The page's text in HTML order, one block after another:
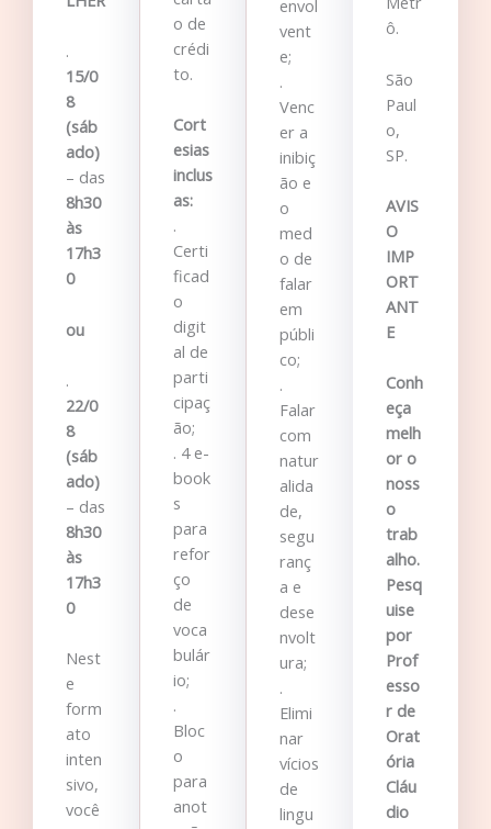
.
15/0
8
(sáb
ado)
– das
8h30
às
17h3
0
ou
.
22/0
8
(sáb
ado)
– das
8h30
às
17h3
0
Nest
e
form
ato
inten
sivo,
você
o de
crédi
to.
Cort
esias
inclus
as:
.
Certi
ficad
o
digit
al de
parti
cipaç
ão;
. 4 e-
book
s
para
refor
ço
de
voca
bulár
io;
.
Bloc
o
para
anot
envol
vent
e;
.
Venc
er a
inibiç
ão e
o
med
o de
falar
em
públi
co;
.
Falar
com
natur
alida
de,
segu
ranç
a e
dese
nvolt
ura;
.
Elimi
nar
vícios
de
lingu
ô.
São
Paul
o,
SP.
AVIS
O
IMP
ORT
ANT
E
Conh
eça
melh
or o
noss
o
trab
alho.
Pesq
uise
por
Prof
esso
r de
Orat
ória
Cláu
dio